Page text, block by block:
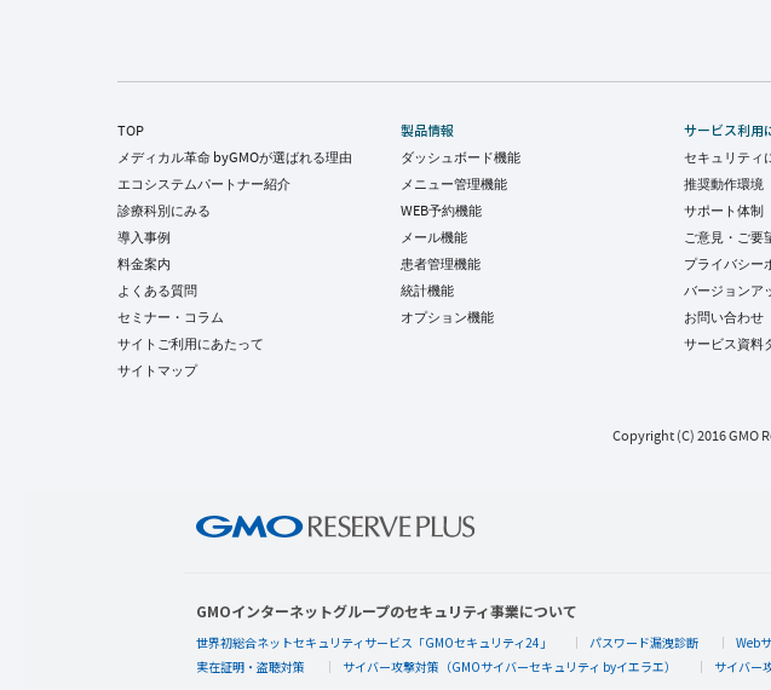
TOP
メディカル革命 byGMOが選ばれる理由
エコシステムパートナー紹介
診療科別にみる
導入事例
料金案内
よくある質問
セミナー・コラム
サイトご利用にあたって
サイトマップ
製品情報
ダッシュボード機能
メニュー管理機能
WEB予約機能
メール機能
患者管理機能
統計機能
オプション機能
サービス利用
セキュリティ
推奨動作環境
サポート体制
ご意見・ご要
プライバシー
バージョンア
お問い合わせ
サービス資料
Copyright (C) 2016 GMO
GMOインターネットグループのセキュリティ事業について
世界初総合ネットセキュリティサービス「GMOセキュリティ24」 パスワード漏洩診断 Web
実在証明・盗聴対策
サイバー攻撃対策（GMOサイバーセキュリティ byイエラエ） サイバー